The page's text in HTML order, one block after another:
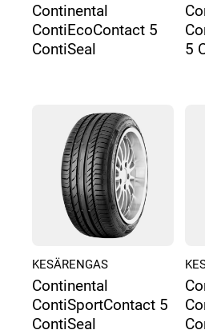
Continental
ContiEcoContact 5
ContiSeal
5
KESÄRENGAS
Continental
ContiSportContact 5
ContiSeal